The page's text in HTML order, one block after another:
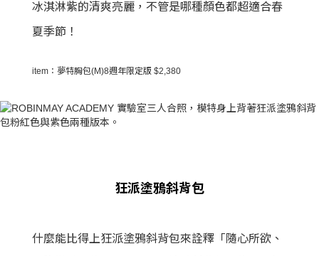
冰淇淋紫的清爽亮麗，不管是哪種顏色都超適合春
夏季節！
item：夢特胸包(M)8週年限定版 $2,380
狂派塗鴉斜背包
什麼能比得上狂派塗鴉斜背包來詮釋「隨心所欲、